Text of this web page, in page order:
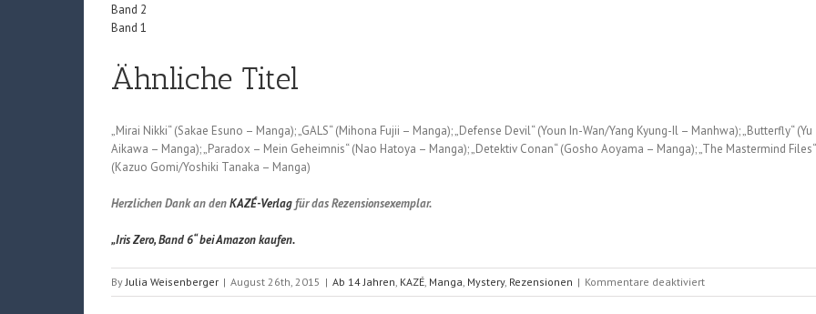
Band 2
Band 1
Ähnliche Titel
„Mirai Nikki“ (Sakae Esuno – Manga); „GALS“ (Mihona Fujii – Manga); „Defense Devil“ (Youn In-Wan/Yang Kyung-Il – Manhwa); „Butterfly“ (Yu
Aikawa – Manga); „Paradox – Mein Geheimnis“ (Nao Hatoya – Manga); „Detektiv Conan“ (Gosho Aoyama – Manga); „The Mastermind Files“
(Kazuo Gomi/Yoshiki Tanaka – Manga)
Herzlichen Dank an denKAZÉ-Verlagfür das Rezensionsexemplar.
„Iris Zero, Band 6“ bei Amazon kaufen.
ByJulia Weisenberger | August 26th, 2015 | Ab 14 Jahren, KAZÉ, Manga, Mystery, Rezensionen | Kommentare deaktiviertfür
Iris